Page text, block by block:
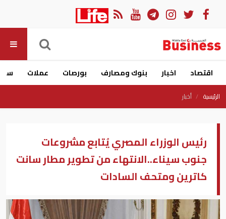
اقتصاد اخبار بنوك ومصارف بورصات عملات
الرئيسية أخبار
رئيس الوزراء المصري يُتابع مشروعات
جنوب سيناء..الانتهاء من تطوير مطار سانت
كاترين ومتحف السادات